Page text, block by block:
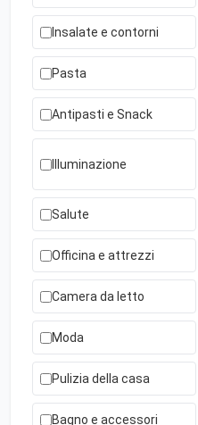
Insalate e contorni
Pasta
Antipasti e Snack
Illuminazione
Salute
Officina e attrezzi
Camera da letto
Moda
Pulizia della casa
Bagno e accessori